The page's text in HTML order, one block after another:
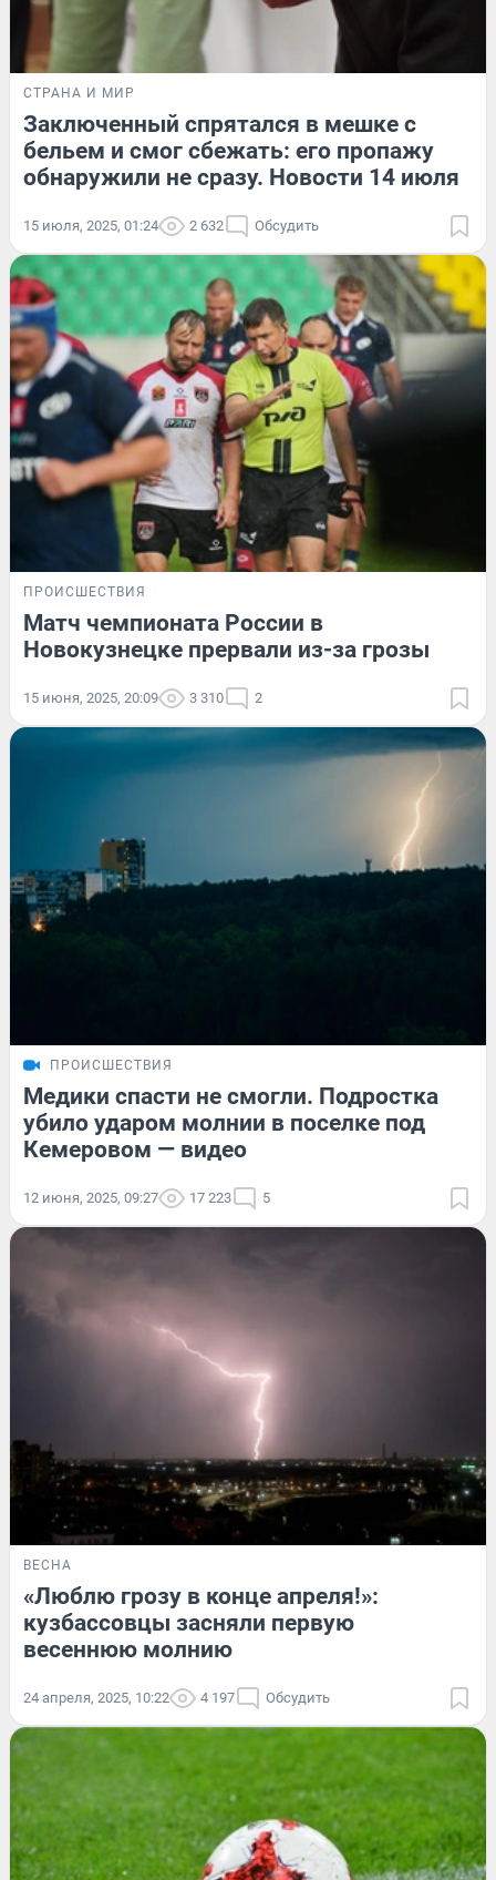
СТРАНА И МИР
Заключенный спрятался в мешке с
бельем и смог сбежать: его пропажу
обнаружили не сразу. Новости 14 июля
15 июля, 2025, 01:24 2 632 Обсудить
ПРОИСШЕСТВИЯ
Матч чемпионата России в
Новокузнецке прервали из-за грозы
15 июня, 2025, 20:09 3 310 2
ПРОИСШЕСТВИЯ
Медики спасти не смогли. Подростка
убило ударом молнии в поселке под
Кемеровом — видео
12 июня, 2025, 09:27 17 223 5
ВЕСНА
«Люблю грозу в конце апреля!»:
кузбассовцы засняли первую
весеннюю молнию
24 апреля, 2025, 10:22 4 197 Обсудить